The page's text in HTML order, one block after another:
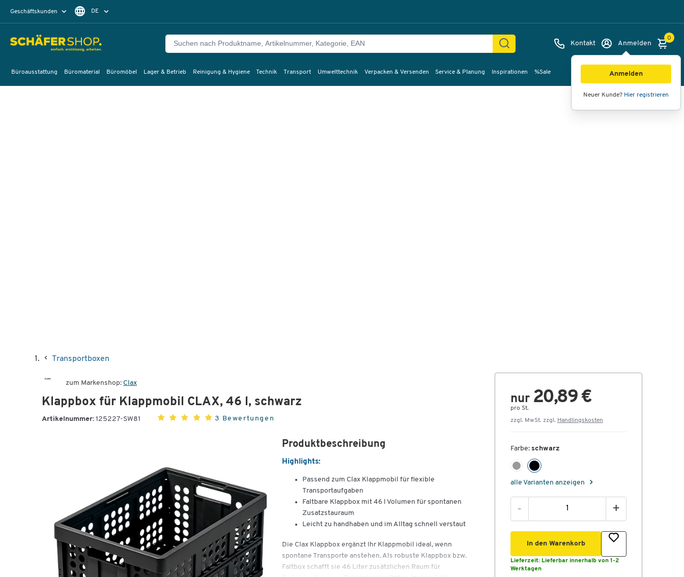
Geschäftskunden DE
Kontakt Anmelden
Anmelden
Neuer Kunde? Hier registrieren
0
Büroausstattung Büromaterial Büromöbel Lager & Betrieb Reinigung & Hygiene Technik Transport Umwelttechnik Verpacken & Versenden Service & Planung Inspirationen %Sale
Transportboxen
zum Markenshop: Clax
Klappbox für Klappmobil CLAX, 46 l, schwarz
Artikelnummer: 125227-SW81 3 Bewertungen
Produktbeschreibung
Highlights:
Passend zum Clax Klappmobil für flexible
Transportaufgaben
Faltbare Klappbox mit 46 l Volumen für spontanen
Zusatzstauraum
Leicht zu handhaben und im Alltag schnell verstaut
Die Clax Klappbox ergänzt Ihr Klappmobil ideal, wenn
spontane Transporte anstehen. Als robuste Klappbox bzw.
Faltbox schafft sie 46 Liter zusätzlichen Raum für
nur 20,89 €
pro St.
zzgl. MwSt. zzgl. Handlingskosten
Farbe: schwarz
alle Varianten anzeigen
- +
In den Warenkorb
Lieferzeit: Lieferbar innerhalb von 1-2
Werktagen
Bilder Videos 360°-Ansicht